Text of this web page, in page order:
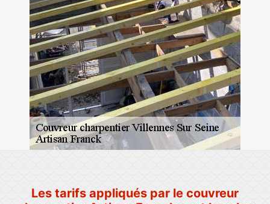
Les tarifs appliqués par le couvreur